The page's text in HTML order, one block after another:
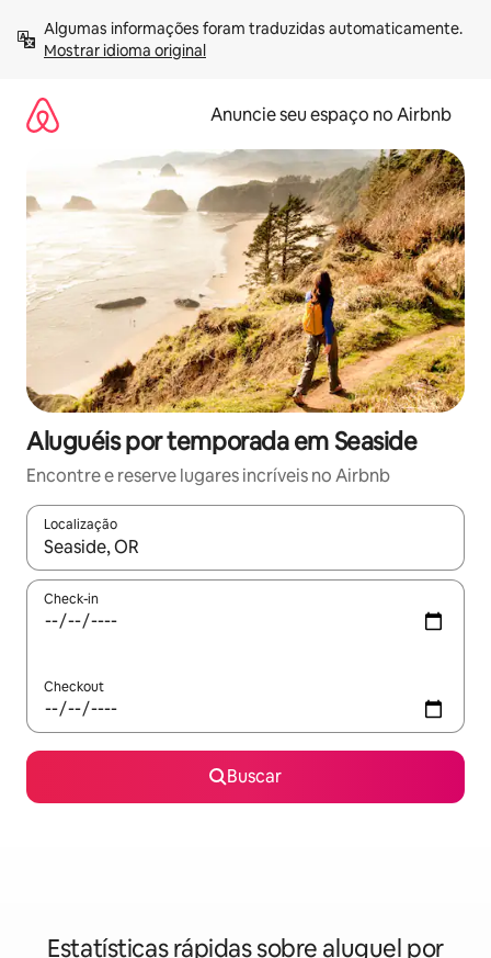
para
Mostrar idioma original
Anuncie seu espaço no Airbnb
Aluguéis por temporada em Seaside
Encontre e reserve lugares incríveis no Airbnb
Localização
Quando os resultados estiverem disponíveis, explore-os
Check-in
Checkout
Buscar
Estatísticas rápidas sobre aluguel por